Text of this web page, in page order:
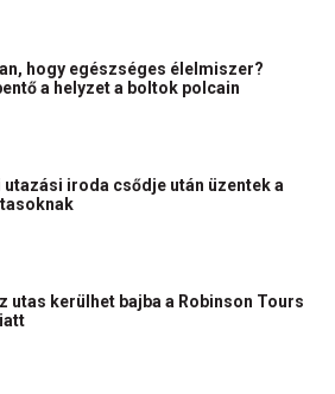
hogy egészséges élelmiszer?
a helyzet a boltok polcain
iroda csődje után üzentek a
utas kerülhet bajba a Robinson Tours